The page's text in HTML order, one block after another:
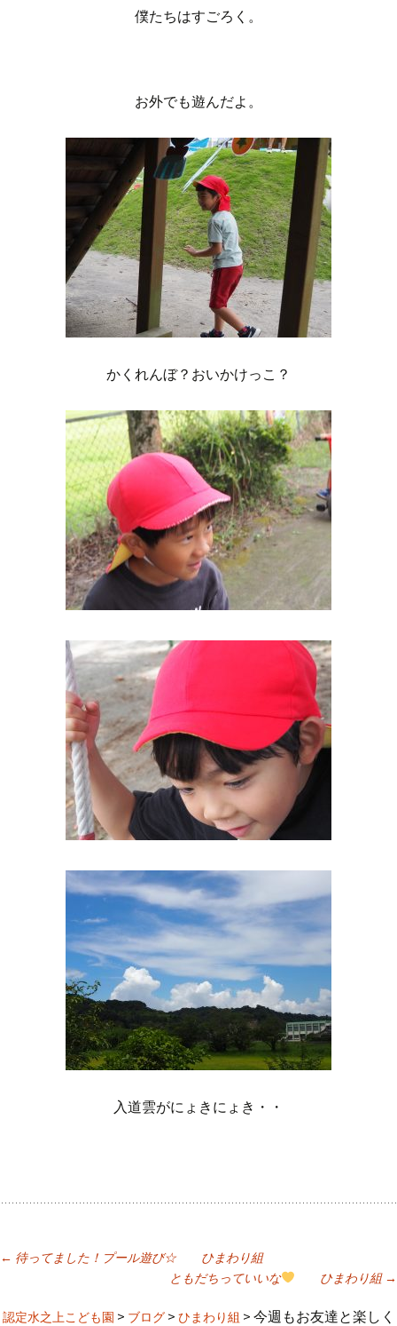
僕たちはすごろく。
お外でも遊んだよ。
かくれんぼ？おいかけっこ？
入道雲がにょきにょき・・
投
← 待ってました！プール遊び☆ ひまわり組
ともだちっていいな
ひまわり組 →
認定水之上こども園 > ブログ> ひまわり組 > 今週もお友達と楽しく